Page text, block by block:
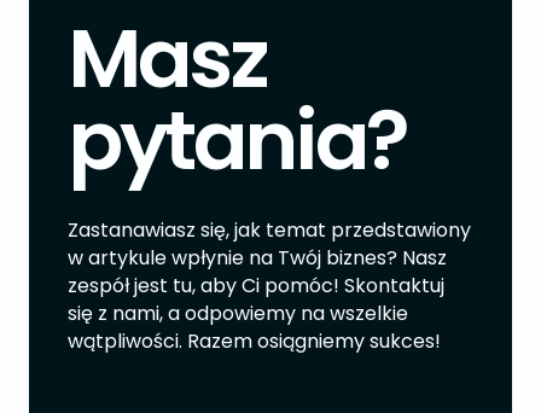
Masz
pytania?
Zastanawiasz się, jak temat przedstawiony
w artykule wpłynie na Twój biznes? Nasz
zespół jest tu, aby Ci pomóc! Skontaktuj
się z nami, a odpowiemy na wszelkie
wątpliwości. Razem osiągniemy sukces!